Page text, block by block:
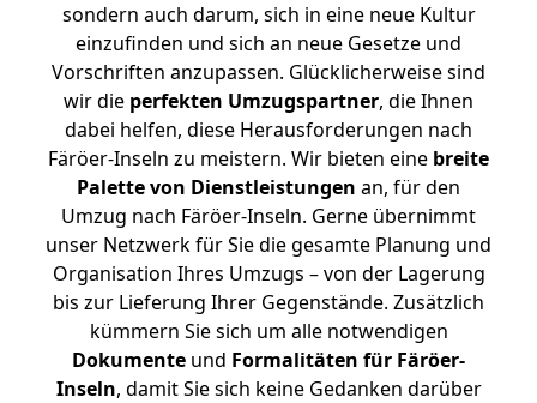
sondern auch darum, sich in eine neue Kultur
einzufinden und sich an neue Gesetze und
Vorschriften anzupassen. Glücklicherweise sind
wir die perfekten Umzugspartner, die Ihnen
dabei helfen, diese Herausforderungen nach
Färöer-Inseln zu meistern. Wir bieten eine breite
Palette von Dienstleistungen an, für den
Umzug nach Färöer-Inseln. Gerne übernimmt
unser Netzwerk für Sie die gesamte Planung und
Organisation Ihres Umzugs – von der Lagerung
bis zur Lieferung Ihrer Gegenstände. Zusätzlich
kümmern Sie sich um alle notwendigen
Dokumente und Formalitäten für Färöer-
Inseln, damit Sie sich keine Gedanken darüber